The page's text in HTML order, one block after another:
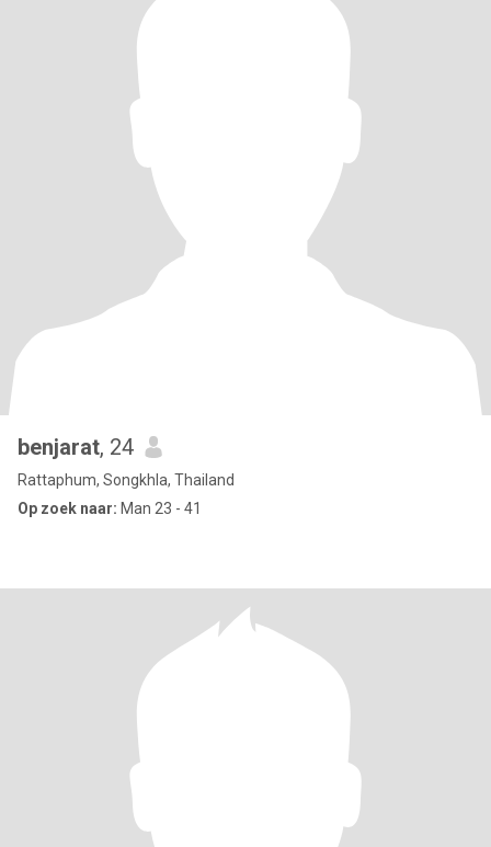
benjarat, 24
Rattaphum, Songkhla, Thailand
Op zoek naar: Man 23 - 41